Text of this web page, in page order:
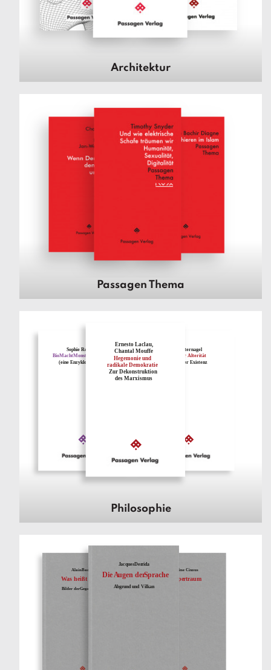
Architektur
Passagen Thema
Philosophie